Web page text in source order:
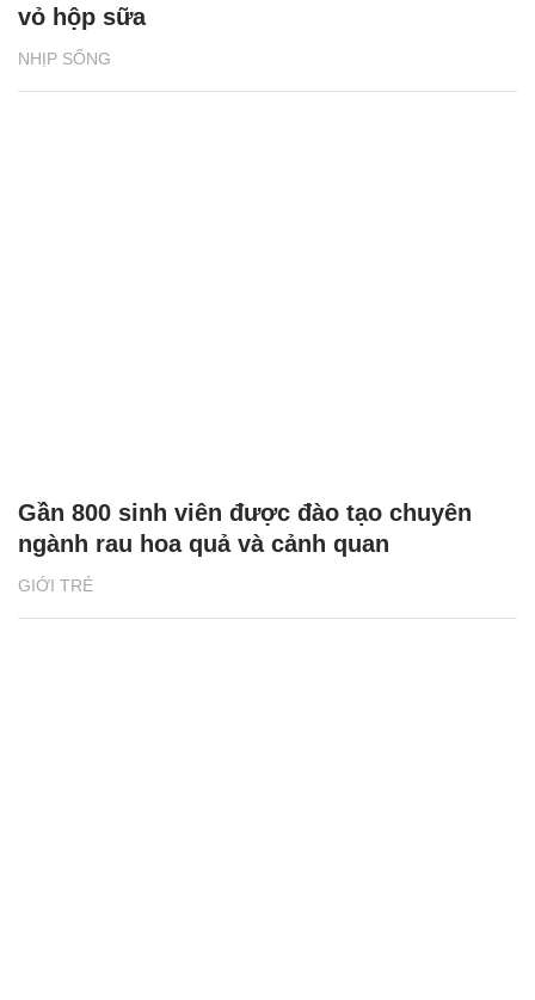
NHỊP SỐNG
vỏ hộp sữa
GIỚI TRẺ
Gần 800 sinh viên được đào tạo chuyên
ngành rau hoa quả và cảnh quan